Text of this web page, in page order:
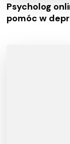
Psycholog
pomóc w